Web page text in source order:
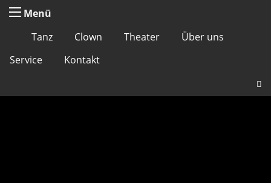
Menü
Tanz
Clown Theater
Über uns
Service
Kontakt